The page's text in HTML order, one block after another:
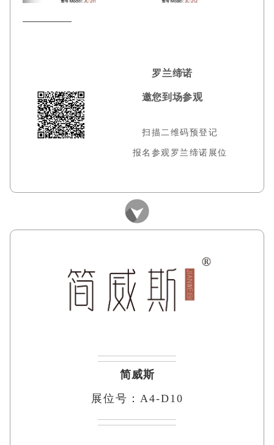
罗兰缔诺
邀您到场参观
扫描二维码预登记
报名参观罗兰缔诺展位
简威斯
展位号：A4-D10